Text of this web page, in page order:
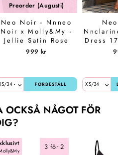
Preorder (Augusti)
Neo Noir - Nnneo
Noir x Molly&My -
Jellie Satin Rose
Dress 169382 - 122
999 kr
FÖRBESTÄLL
Dress
-
OCKSÅ NÅGOT FÖR
3 för 2